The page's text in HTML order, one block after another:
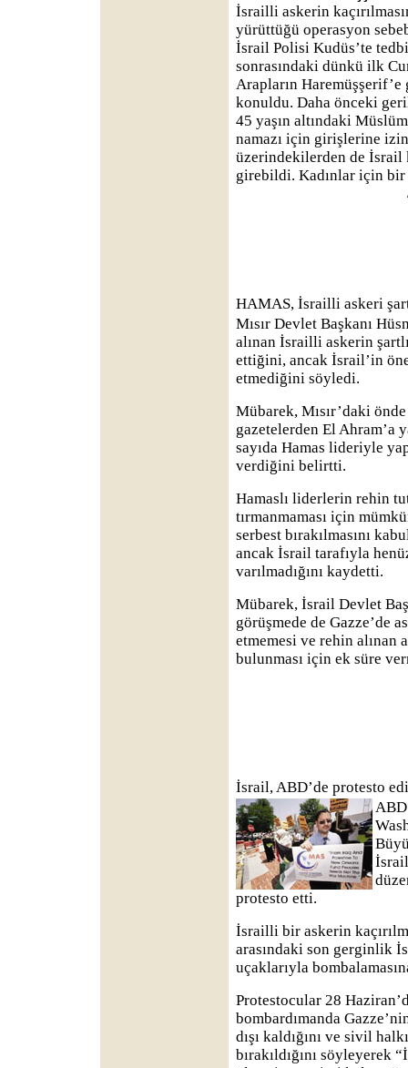
İsrailli askerin
yürüttüğü operasyon
İsrail Polisi Kudüs’te
sonrasındaki dünkü ilk
Arapların Haremüşşerif’e
konuldu. Daha önceki
45 yaşın altındaki
namazı için girişlerine
üzerindekilerden de İsrail
girebildi. Kadınlar için bir
HAMAS, İsrailli askeri
Mısır Devlet Başkanı
alınan İsrailli askerin
ettiğini, ancak İsrail’in
etmediğini söyledi.
Mübarek, Mısır’daki
gazetelerden El Ahram’a
sayıda Hamas lideriyle
verdiğini belirtti.
Hamaslı liderlerin rehin
tırmanmaması için
serbest bırakılmasını
ancak İsrail tarafıyla
varılmadığını kaydetti.
Mübarek, İsrail Devlet
görüşmede de Gazze’de
etmemesi ve rehin alınan
bulunması için ek süre
İsrail, ABD’de protesto
protesto etti.
İsrailli bir askerin
arasındaki son gerginlik
uçaklarıyla
Protestocular 28
bombardımanda
dışı kaldığını ve sivil
bırakıldığını